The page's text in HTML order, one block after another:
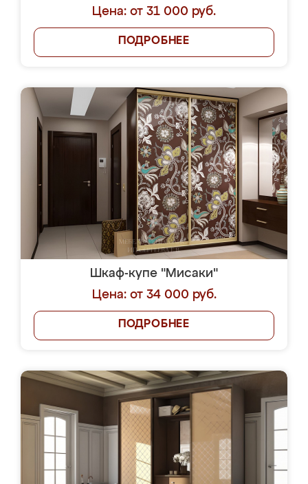
Цена: от 31 000 руб.
ПОДРОБНЕЕ
Шкаф-купе "Мисаки"
Цена: от 34 000 руб.
ПОДРОБНЕЕ